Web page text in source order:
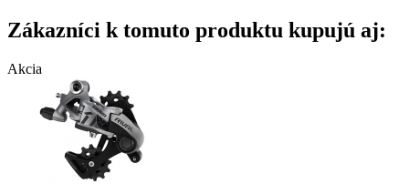
Zákazníci k tomuto produktu kupujú aj:
Akcia